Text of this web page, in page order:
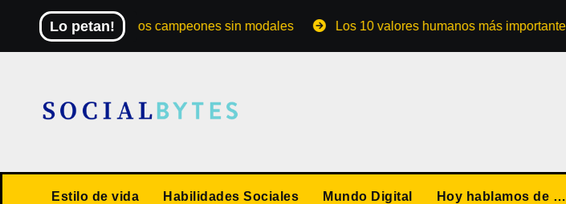
contenido
Lo petan!
El Mundial de los campeones sin modales Los 10 valores humanos más importantes
Estilo de vida Habilidades Sociales Mundo Digital Hoy hablamos de …